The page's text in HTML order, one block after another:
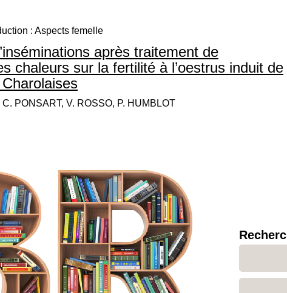
: Aspects femelle
après traitement de
chaleurs sur la fertilité à l’oestrus induit de
PONSART, V. ROSSO, P. HUMBLOT